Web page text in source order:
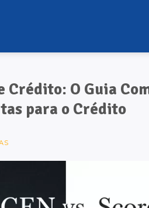
Crédito: O Guia
para o Crédito